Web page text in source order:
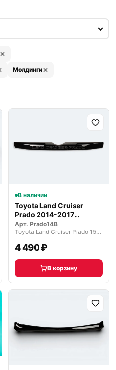
Молдинги
В наличии
Toyota Land Cruiser
Prado 2014-2017
Накладка на д…
Арт. Prado14B
Toyota Land Cruiser Prado 150 рестайлинг (2013—2017)
4 490 ₽
В корзину